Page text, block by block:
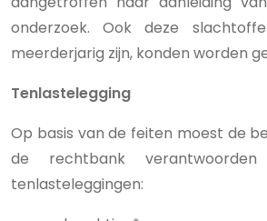
onderzoek. Ook deze
meerderjarig zijn, konden worden
Tenlastelegging
Op basis van de feiten moest de
de rechtbank
tenlasteleggingen: